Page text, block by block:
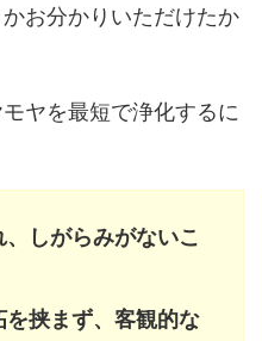
お分かりいただけたか
ヤを最短で浄化するに
しがらみがないこ
挟まず、客観的な